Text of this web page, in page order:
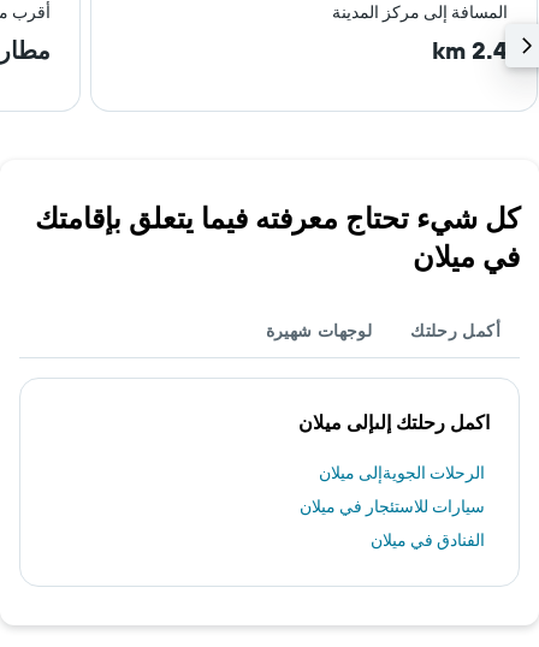
المسافة إلى مركز المدينة أقرب
2.4 km مطار
كل شيء تحتاج معرفته فيما يتعلق بإقامتك
في ميلان
أكمل رحلتك لوجهات شهيرة
اكمل رحلتك إلىإلى ميلان
الرحلات الجويةإلى ميلان
سيارات للاستئجار في ميلان
الفنادق في ميلان